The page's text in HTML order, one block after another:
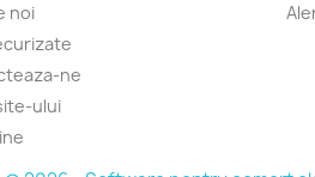
noi
ne
ului